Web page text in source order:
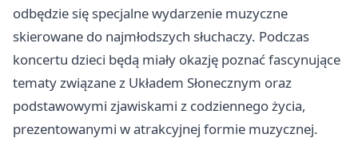
odbędzie się specjalne wydarzenie muzyczne
skierowane do najmłodszych słuchaczy. Podczas
koncertu dzieci będą miały okazję poznać fascynujące
tematy związane z Układem Słonecznym oraz
podstawowymi zjawiskami z codziennego życia,
prezentowanymi w atrakcyjnej formie muzycznej.